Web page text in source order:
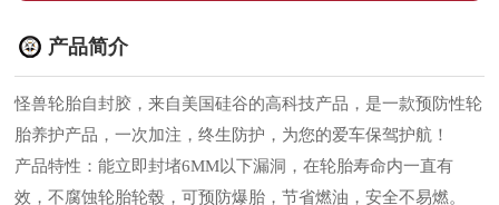
产品简介
怪兽轮胎自封胶，来自美国硅谷的高科技产品，是一款预防性轮
胎养护产品，一次加注，终生防护，为您的爱车保驾护航！
产品特性：能立即封堵6MM以下漏洞，在轮胎寿命内一直有
效，不腐蚀轮胎轮毂，可预防爆胎，节省燃油，安全不易燃。